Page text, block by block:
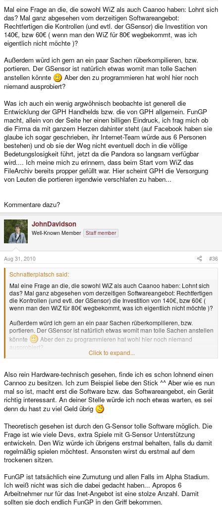
Mal eine Frage an die, die sowohl WiZ als auch Caanoo haben: Lohnt sich
das? Mal ganz abgesehen vom derzeitigen Softwareangebot:
Rechtfertigen die Kontrollen (und evtl. der GSensor) die Investition von
140€, bzw 60€ ( wenn man den WiZ für 80€ wegbekommt, was ich
eigentlich nicht möchte )?
Außerdem würd ich gern an ein paar Sachen rüberkompilieren, bzw.
portieren. Der GSensor ist natürlich etwas womit man tolle Sachen
anstellen könnte
Aber den zu programmieren hat wohl hier noch
niemand ausprobiert?
Was ich auch ein wenig argwöhnisch beobachte ist generell die
Entwicklung der GPH Handhelds bzw. die von GPH allgemein. FunGP
macht, allein von der Seite her einen billigen Eindruck, ich frag mich ob
die Firma da mit ganzem Herzen dahinter steht (auf Facebook haben sie
glaube ich sogar geschrieben, ihr Internet-Team würde aus 6 Personen
bestehen) und ob sie der Weg nicht eventuell doch in die völlige
Bedetungslosigkeit führt, jetzt da die Pandora so langsam verfügbar
wird.... Ich meine mich zu erinnern, dass beim Start vom WiZ das
FileArchiv bereits propper gefüllt war. Hier scheint GPH die Versorgung
von Leuten die portieren irgendwie verschlafen zu haben...
Kommentare dazu?
JohnDavidson
Well-Known Member Staff member
Aug 31, 2010 #36
Schnatterplatsch said:
Mal eine Frage an die, die sowohl WiZ als auch Caanoo haben: Lohnt sich
das? Mal ganz abgesehen vom derzeitigen Softwareangebot: Rechtfertigen
die Kontrollen (und evtl. der GSensor) die Investition von 140€, bzw 60€ (
wenn man den WiZ für 80€ wegbekommt, was ich eigentlich nicht möchte )?
Außerdem würd ich gern an ein paar Sachen rüberkompilieren, bzw.
portieren. Der GSensor ist natürlich etwas womit man tolle Sachen anstellen
könnte
Aber den zu programmieren hat wohl hier noch niemand
ausprobiert?
macht, allein von der Seite her einen billigen Eindruck, ich frag mich ob die
Firma da mit ganzem Herzen dahinter steht (auf Facebook haben sie
glaube ich sogar geschrieben, ihr Internet-Team würde aus 6 Personen
bestehen) und ob sie der Weg nicht eventuell doch in die völlige
Bedetungslosigkeit führt, jetzt da die Pandora so langsam verfügbar wird....
Ich meine mich zu erinnern, dass beim Start vom WiZ das FileArchiv bereits
portieren irgendwie verschlafen zu haben...
Kommentare dazu?
Click to expand...
Also rein Hardware-technisch gesehen, finde ich es schon lohnend einen
Cannoo zu besitzen. Ich zum Beispiel liebe den Stick ^^ Aber wie es nun
mal so ist, macht erst die Software bzw. das Softwareangebot, ein Gerät
richtig interessant. An deiner Stelle würde ich noch etwas warten, es sei
denn du hast zu viel Geld übrig
Theoretisch gesehen ist durch den G-Sensor tolle Software möglich. Die
Frage ist wie viele Devs, extra Spiele mit G-Sensor Unterstützung
entwickeln. Den Wiz würde ich übrigens erstmal behalten, falls du damit
regelmäßig spielen möchtest. Ansonsten wirst du erstmal auf dem
trockenen sitzen.
FunGP ist tatsächlich eine Zumutung und allen Falls im Alpha Stadium.
Ich weiß nicht was sich die dabei gedacht haben... Apropos 6
Arbeitnehmer nur für das Inet-Angebot ist eine stolze Anzahl. Damit
sollten sie doch endlich FunGP in den Griff bekommen.